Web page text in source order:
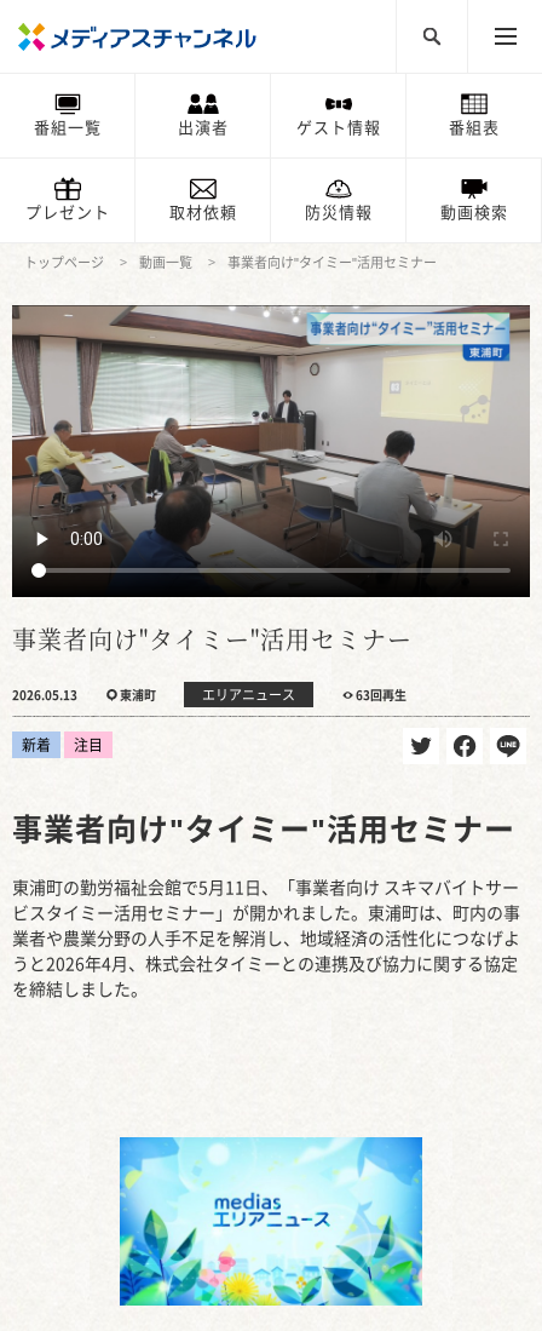
番組一覧 出演者 ゲスト情報 番組表
プレゼント 取材依頼 防災情報 動画検索
トップページ 動画一覧 事業者向け"タイミー"活用セミナー
事業者向け"タイミー"活用セミナー
2026.05.13 東浦町 エリアニュース 63回再生
新着 注目
事業者向け"タイミー"活用セミナー
東浦町の勤労福祉会館で5月11日、「事業者向け スキマバイトサー
ビスタイミー活用セミナー」が開かれました。東浦町は、町内の事
業者や農業分野の人手不足を解消し、地域経済の活性化につなげよ
うと2026年4月、株式会社タイミーとの連携及び協力に関する協定
を締結しました。